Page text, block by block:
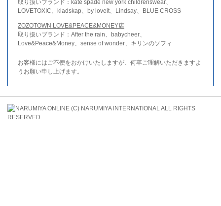
取り扱いブランド：kate spade new york childrenswear、
LOVETOXIC、kladskap、by loveit、Lindsay、BLUE CROSS
ZOZOTOWN LOVE&PEACE&MONEY店
取り扱いブランド：After the rain、babycheer、
Love&Peace&Money、sense of wonder、キリンのソフィ
お客様にはご不便をおかけいたしますが、何卒ご理解いただきますよ
うお願い申し上げます。